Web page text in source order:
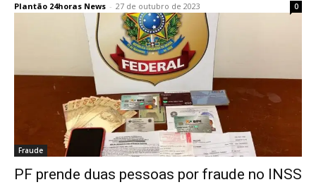
Plantão 24horas News - 27 de outubro de 2023 0
Fraude
PF prende duas pessoas por fraude no INSS